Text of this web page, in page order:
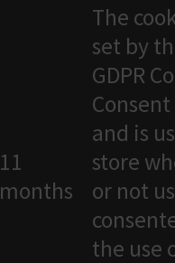
11
months
The
set by
GDPR
and is
store
or not
the use